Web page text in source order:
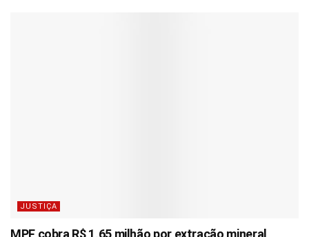
JUSTIÇA
MPF cobra R$ 1,65 milhão por extração mineral